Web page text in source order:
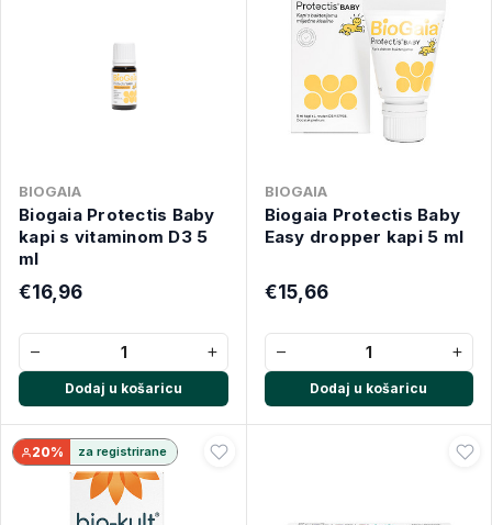
BIOGAIA
Biogaia Protectis Baby
kapi s vitaminom D3 5
ml
€16,96
− +
Dodaj u košaricu
BIOGAIA
Biogaia Protectis Baby
Easy dropper kapi 5 ml
€15,66
− +
Dodaj u košaricu
20% za registrirane